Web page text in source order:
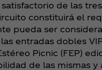
de las tres
constituirá el
pueda ser
entradas dobles
Picnic (FEP)
de las mismas y